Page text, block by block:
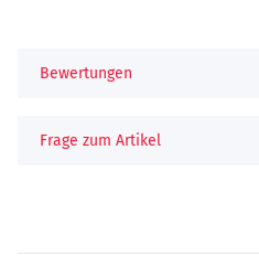
Bewertungen
Frage zum Artikel